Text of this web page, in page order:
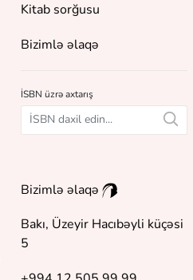
Kitab sorğusu
Bizimlə əlaqə
İSBN üzrə axtarış
Bizimlə əlaqə
Bakı, Üzeyir Hacıbəyli küçəsi
5